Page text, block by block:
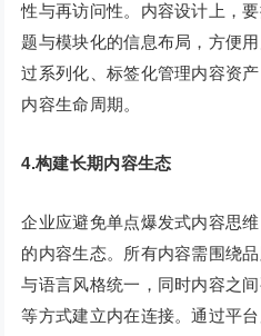
性与再访问性。内容设计上，
题与模块化的信息布局，方便
过系列化、标签化管理内容资
内容生命周期。
4.构建长期内容生态
企业应避免单点爆发式内容思
的内容生态。所有内容需围绕
与语言风格统一，同时内容之
等方式建立内在连接。通过平